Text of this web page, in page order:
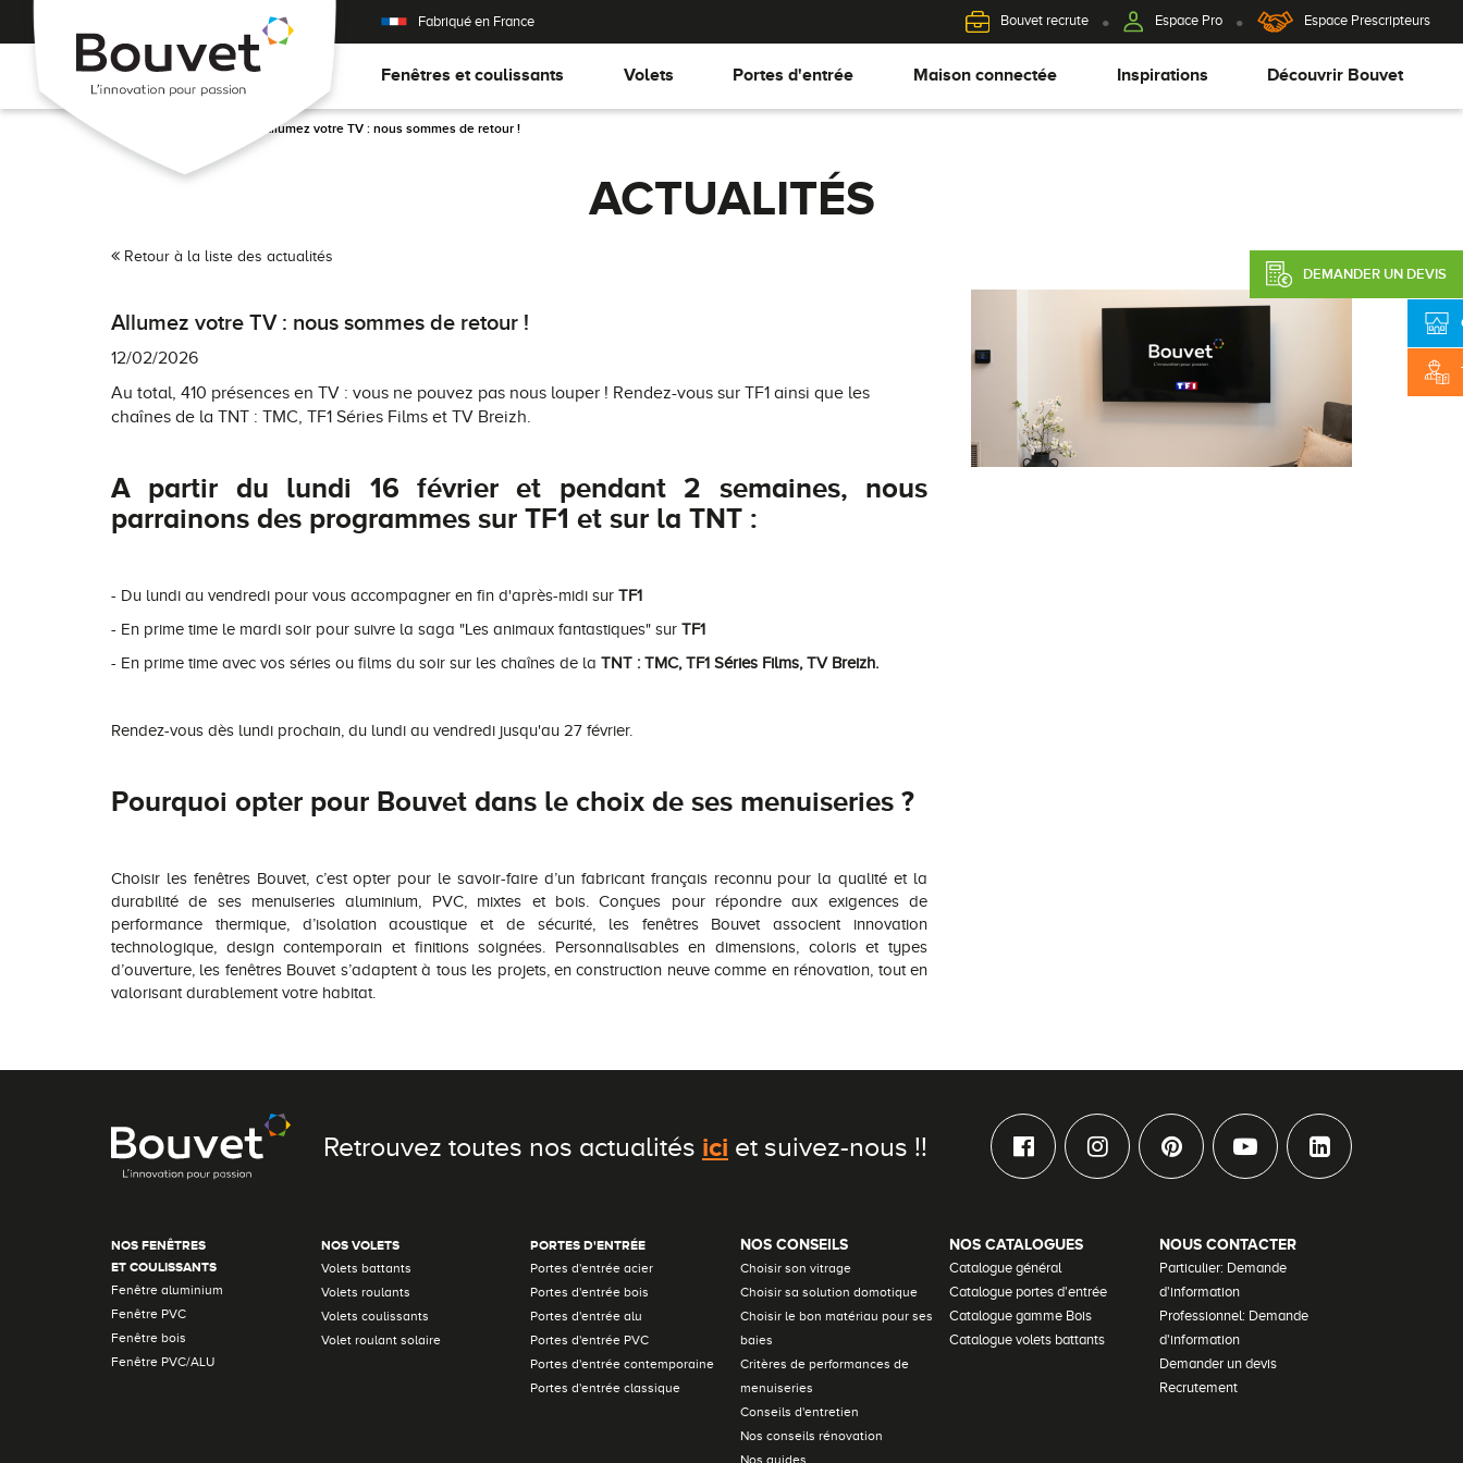
Fabriqué en France Bouvet recrute Espace Pro Espace Prescripteurs
Fenêtres et coulissants Volets Portes d'entrée Maison connectée Inspirations Découvrir Bouvet
DEMANDER UN DEVIS
Allumez votre TV : nous sommes de retour !
ACTUALITÉS
Retour à la liste des actualités
Allumez votre TV : nous sommes de retour !
12/02/2026
Au total, 410 présences en TV : vous ne pouvez pas nous louper ! Rendez-vous sur TF1 ainsi que les
chaînes de la TNT : TMC, TF1 Séries Films et TV Breizh.
A partir du lundi 16 février et pendant 2 semaines, nous
parrainons des programmes sur TF1 et sur la TNT :
- Du lundi au vendredi pour vous accompagner en fin d'après-midi sur TF1
- En prime time le mardi soir pour suivre la saga "Les animaux fantastiques" sur TF1
- En prime time avec vos séries ou films du soir sur les chaînes de la TNT : TMC, TF1 Séries Films, TV Breizh.
Rendez-vous dès lundi prochain, du lundi au vendredi jusqu'au 27 février.
Pourquoi opter pour Bouvet dans le choix de ses menuiseries ?
Choisir les fenêtres Bouvet, c’est opter pour le savoir-faire d’un fabricant français reconnu pour la qualité et la
durabilité de ses menuiseries aluminium, PVC, mixtes et bois. Conçues pour répondre aux exigences de
performance thermique, d’isolation acoustique et de sécurité, les fenêtres Bouvet associent innovation
technologique, design contemporain et finitions soignées. Personnalisables en dimensions, coloris et types
d’ouverture, les fenêtres Bouvet s’adaptent à tous les projets, en construction neuve comme en rénovation, tout en
valorisant durablement votre habitat.
Retrouvez toutes nos actualités ici et suivez-nous !!
NOS FENÊTRES
ET COULISSANTS
Fenêtre aluminium
Fenêtre PVC
Fenêtre bois
Fenêtre PVC/ALU
NOS VOLETS
Volets battants
Volets roulants
Volets coulissants
Volet roulant solaire
PORTES D'ENTRÉE
Portes d'entrée acier
Portes d'entrée bois
Portes d'entrée alu
Portes d'entrée PVC
Portes d'entrée contemporaine
Portes d'entrée classique
NOS CONSEILS
Choisir son vitrage
Choisir sa solution domotique
Choisir le bon matériau pour ses
baies
Critères de performances de
menuiseries
Conseils d'entretien
Nos conseils rénovation
Nos guides
NOS CATALOGUES
Catalogue général
Catalogue portes d'entrée
Catalogue gamme Bois
Catalogue volets battants
NOUS CONTACTER
Particulier: Demande
d'information
Professionnel: Demande
d'information
Demander un devis
Recrutement